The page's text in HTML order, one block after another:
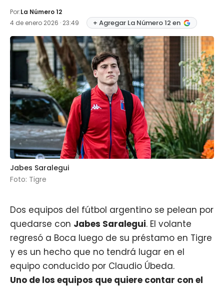
Por:La Número 12
4 de enero 2026 · 23:49
+ Agregar La Número 12 en
Jabes Saralegui
Foto: Tigre
Dos equipos del fútbol argentino se pelean por
quedarse con Jabes Saralegui. El volante
regresó a Boca luego de su préstamo en Tigre
y es un hecho que no tendrá lugar en el
equipo conducido por Claudio Úbeda.
Uno de los equipos que quiere contar con el